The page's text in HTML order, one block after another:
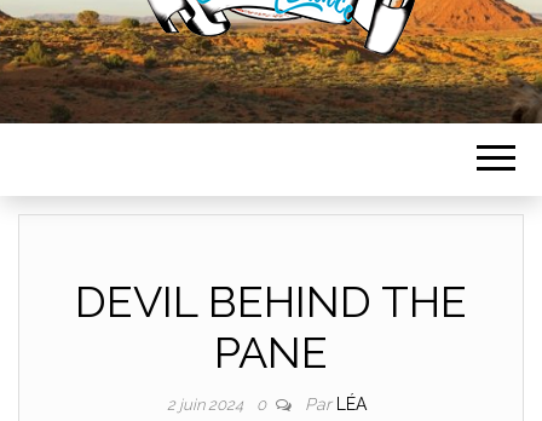
LEA
COUNTRY
DANCE
DEVIL BEHIND THE
PANE
2 juin 2024 0 Par LÉA